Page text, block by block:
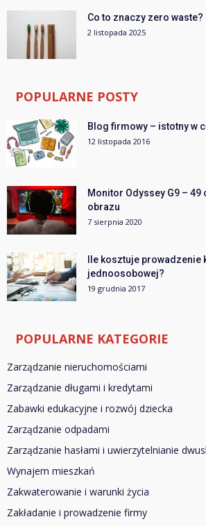
Co to znaczy zero waste?
2 listopada 2025
POPULARNE POSTY
Blog firmowy – istotny w
12 listopada 2016
Monitor Odyssey G9 –
obrazu
7 sierpnia 2020
Ile kosztuje
jednoosobowej?
19 grudnia 2017
POPULARNE KATEGORIE
Zarządzanie nieruchomościami
Zarządzanie długami i kredytami
Zabawki edukacyjne i rozwój dziecka
Zarządzanie odpadami
Zarządzanie hasłami i uwierzytelnianie
Wynajem mieszkań
Zakwaterowanie i warunki życia
Zakładanie i prowadzenie firmy